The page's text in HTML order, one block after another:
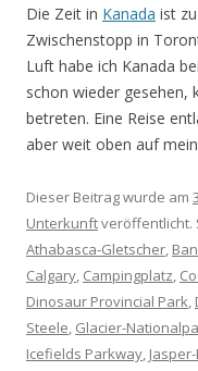
Die Zeit in Kanada ist
Zwischenstopp in
Luft habe ich Kanada
schon wieder gesehen,
betreten. Eine Reise
aber weit oben auf
Dieser Beitrag wurde am
Unterkunftveröffentlicht.
Athabasca-Gletscher,
Calgary, Campingplatz,
Dinosaur Provincial Park,
Steele, Glacier-
Icefields Parkway,